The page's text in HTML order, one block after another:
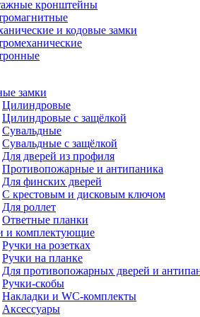
кронштейны
и кодовые замки
замки
Цилиндровые
Цилиндровые с защёлкой
Сувальдные
Сувальдные с защёлкой
Для дверей из профиля
Противопожарные и антипаника
Для финских дверей
С крестовым и дисковым ключом
Для роллет
Ответные планки
и комплектующие
Ручки на розетках
Ручки на планке
Для противопожарных дверей и
Ручки-скобы
Накладки и WC-комплекты
Аксессуары